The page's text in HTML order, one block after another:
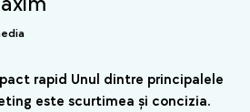
rapid Unul dintre principalele
este scurtimea și concizia.